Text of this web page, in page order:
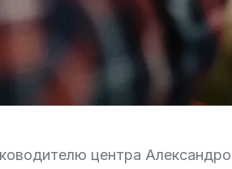
центра